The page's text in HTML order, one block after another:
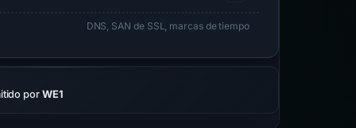
DNS, SAN de SSL, marcas de tiempo
por WE1